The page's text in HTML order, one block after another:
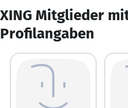
XING Mitglieder
Profilangaben